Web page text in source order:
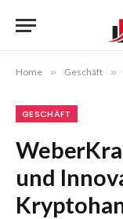
Home » Geschäft »
GESCHÄFT
und